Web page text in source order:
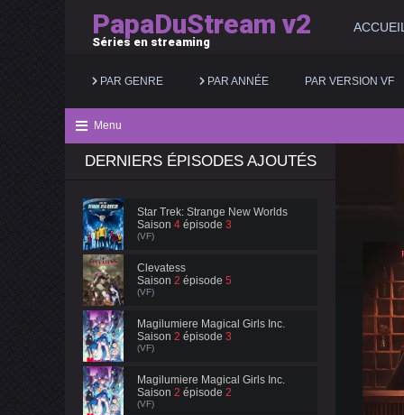
PapaDuStream v2
Séries en streaming
ACCUEIL
PAR GENRE
Action
Animation
Aventure
Biopic
Comédie
Documentaire
PAR ANNÉE
2025
PAR VERSION VF
Menu
DERNIERS ÉPISODES AJOUTÉS
Star Trek: Strange New Worlds
Saison 4 épisode 3
(VF)
Clevatess
Saison 2 épisode 5
(VF)
Magilumiere Magical Girls Inc.
Saison 2 épisode 3
(VF)
Magilumiere Magical Girls Inc.
Saison 2 épisode 2
(VF)